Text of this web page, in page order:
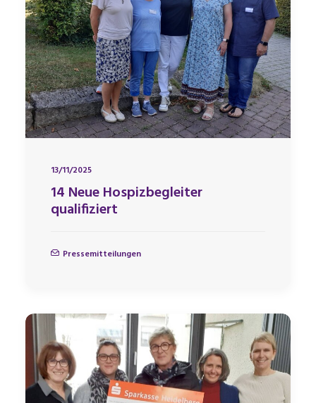
13/11/2025
14 Neue Hospizbegleiter
qualifiziert
Pressemitteilungen